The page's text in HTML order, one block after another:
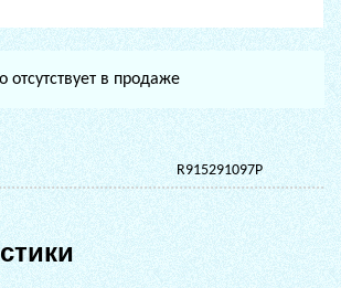
отсутствует в продаже
R915291097P